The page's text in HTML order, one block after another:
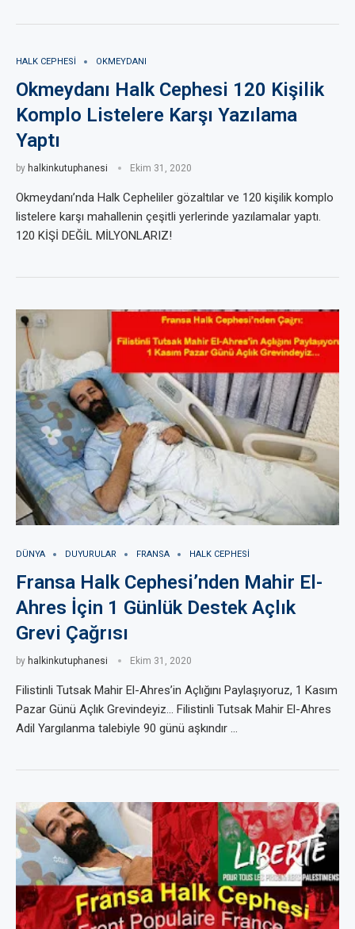
HALK CEPHESI OKMEYDANI
Okmeydanı Halk Cephesi 120 Kişilik
Komplo Listelere Karşı Yazılama
Yaptı
by halkinkutuphanesi Ekim 31, 2020
Okmeydanı’nda Halk Cepheliler gözaltılar ve 120 kişilik komplo
listelere karşı mahallenin çeşitli yerlerinde yazılamalar yaptı.
120 KİŞİ DEĞİL MİLYONLARIZ!
DÜNYA DUYURULAR FRANSA HALK CEPHESI
Fransa Halk Cephesi’nden Mahir El-
Ahres İçin 1 Günlük Destek Açlık
Grevi Çağrısı
by halkinkutuphanesi Ekim 31, 2020
Filistinli Tutsak Mahir El-Ahres’in Açlığını Paylaşıyoruz, 1 Kasım
Pazar Günü Açlık Grevindeyiz… Filistinli Tutsak Mahir El-Ahres
Adil Yargılanma talebiyle 90 günü aşkındır …